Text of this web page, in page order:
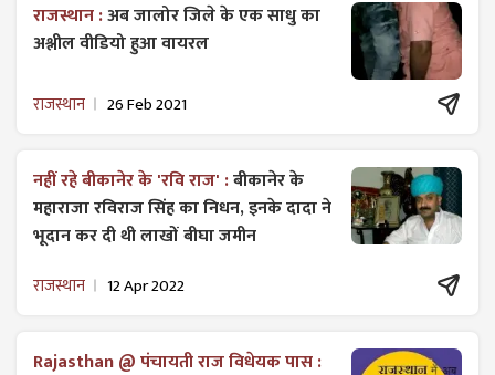
राजस्थान :अब जालोर जिले के एक साधु का
अश्लील वीडियो हुआ वायरल
राजस्थान 26 Feb 2021
नहीं रहे बीकानेर के 'रवि राज' :बीकानेर के
महाराजा रविराज सिंह का निधन, इनके दादा ने
भूदान कर दी थी लाखों बीघा जमीन
राजस्थान 12 Apr 2022
Rajasthan @ पंचायती राज विधेयक पास :